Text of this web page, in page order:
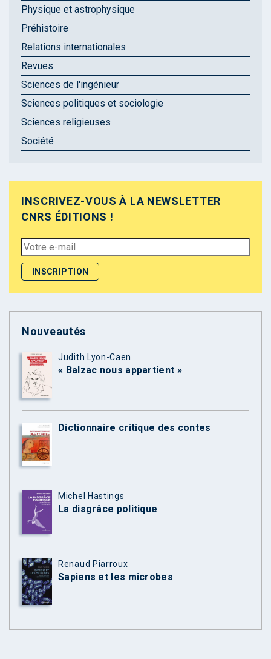
Physique et astrophysique
Préhistoire
Relations internationales
Revues
Sciences de l'ingénieur
Sciences politiques et sociologie
Sciences religieuses
Société
INSCRIVEZ-VOUS À LA NEWSLETTER
CNRS ÉDITIONS !
Nouveautés
Judith Lyon-Caen
« Balzac nous appartient »
Dictionnaire critique des contes
Michel Hastings
La disgrâce politique
Renaud Piarroux
Sapiens et les microbes